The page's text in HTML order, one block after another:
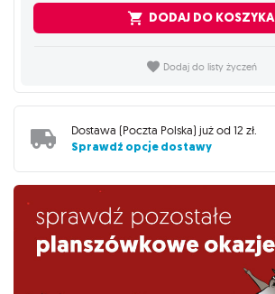
DODAJ DO KOSZYKA
Dodaj do listy życzeń
Dostawa (Poczta Polska) już od 12 zł.
Sprawdź opcje dostawy